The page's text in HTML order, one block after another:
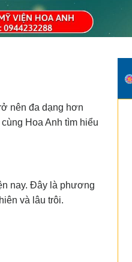
nên đa dạng hơn
Hoa Anh tìm hiểu
nay. Đây là phương
và lâu trôi.